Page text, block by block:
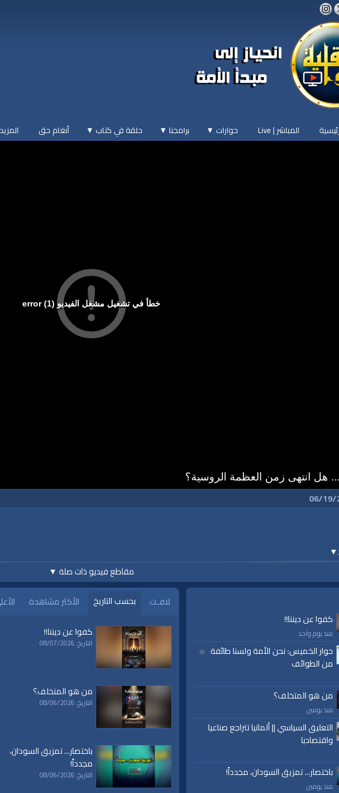
المباشر | Live حوارات ▼ برامجنا ▼ حلقة في كتاب ▼ أنغام حق المزيد
خطأ في تشغيل مشغل الفيديو (1) error
... هل انتهى زمن العظمة الروسية؟
06/19/
▼
مقاطع فيديو ذات صلة ▼
كفوا عن ديننا!!
منذ يوم واحد
حوار الخميس: نحن الأمة ولسنا طائفة
من الطوائف
من هو المتخلف؟
منذ يومين
التعليق السياسي || ألمانيا تتراجع صناعيا
واقتصاديا
باختصار... تمزيق السودان، مجدداً!
منذ يومين
لافـت بحسب التاريخ الأكثر مشاهدة
كفوا عن ديننا!!
التاريخ: 08/07/2026
من هو المتخلف؟
التاريخ: 08/06/2026
باختصار... تمزيق السودان،
مجدداً!
التاريخ: 08/06/2026